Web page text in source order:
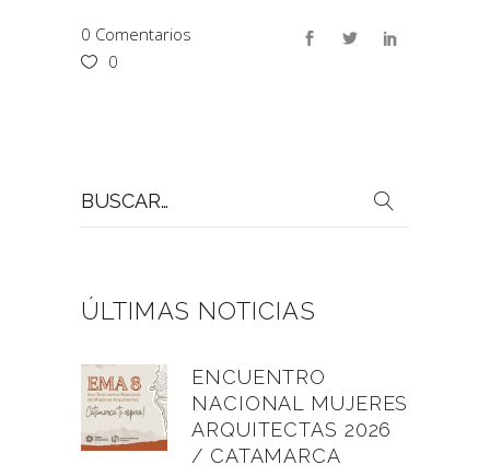
0 Comentarios
0
por:
ÚLTIMAS NOTICIAS
ENCUENTRO
NACIONAL MUJERES
ARQUITECTAS 2026
/ CATAMARCA